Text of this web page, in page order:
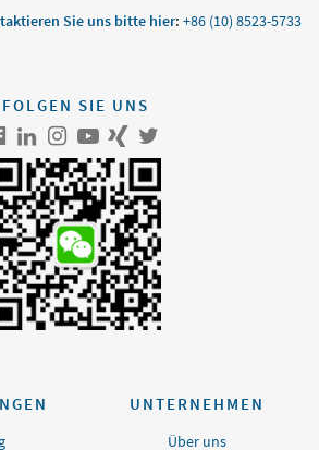
Sie uns bitte hier: +86 (10) 8523-5733
FOLGEN SIE UNS
UNTERNEHMEN
Über uns